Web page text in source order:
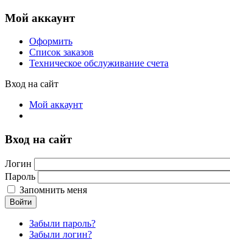
Мой аккаунт
Оформить
Список заказов
Техническое обслуживание счета
Вход на сайт
Мой аккаунт
Вход на сайт
Логин
Пароль
Запомнить меня
Войти
Забыли пароль?
Забыли логин?